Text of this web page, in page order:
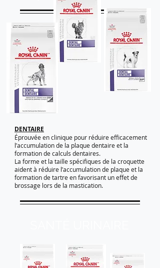
DENTAIRE
Éprouvée en clinique pour réduire efficacement
l’accumulation de la plaque dentaire et la
formation de calculs dentaires.
La forme et la taille spécifiques de la croquette
aident à réduire l’accumulation de plaque et la
formation de tartre en favorisant un effet de
brossage lors de la mastication.